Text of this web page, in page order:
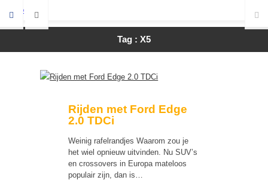
Tag : X5
Rijden met Ford Edge
2.0 TDCi
Weinig rafelrandjes Waarom zou je
het wiel opnieuw uitvinden. Nu SUV’s
en crossovers in Europa mateloos
populair zijn, dan is…